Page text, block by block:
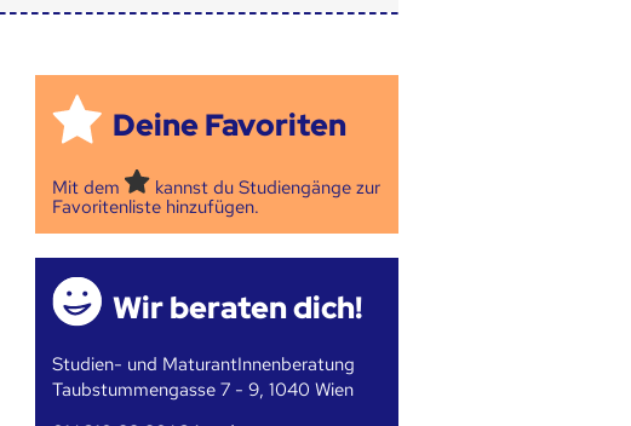
Deine Favoriten
Mit dem
kannst du Studiengänge zur
Favoritenliste hinzufügen.
Wir beraten dich!
Studien- und MaturantInnenberatung
Taubstummengasse 7 - 9, 1040 Wien